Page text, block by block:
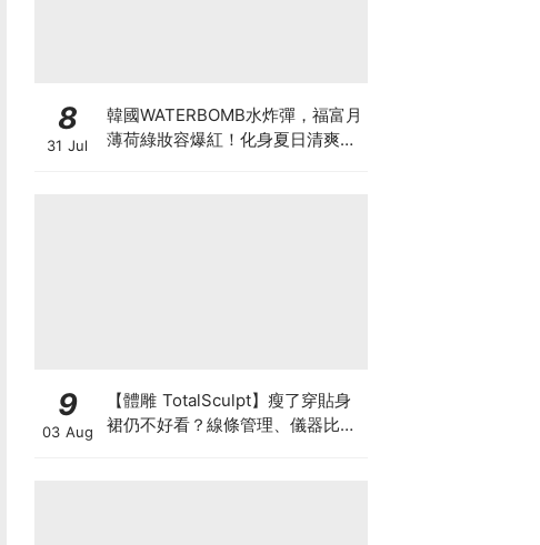
8
31 Jul
韓國WATERBOMB水炸彈，福富月
薄荷綠妝容爆紅！化身夏日清爽
9
03 Aug
【體雕 TotalSculpt】瘦了穿貼身
裙仍不好看？線條管理、儀器比較